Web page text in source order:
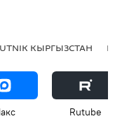
КЫРГЫЗСТАН
Rutube